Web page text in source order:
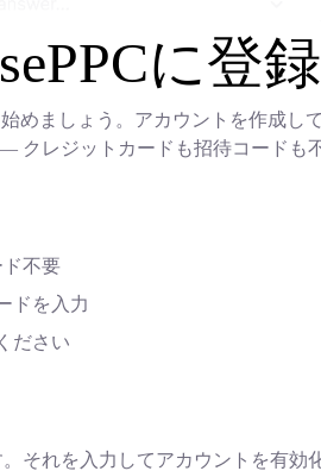
に登録
めましょう。アカウントを作成
クレジットカードも招待コードも
不要
ドを入力
ださい
それを入力してアカウントを有効